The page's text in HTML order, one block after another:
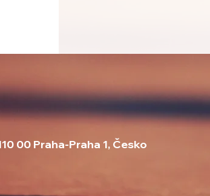
00 Praha-Praha 1, Česko